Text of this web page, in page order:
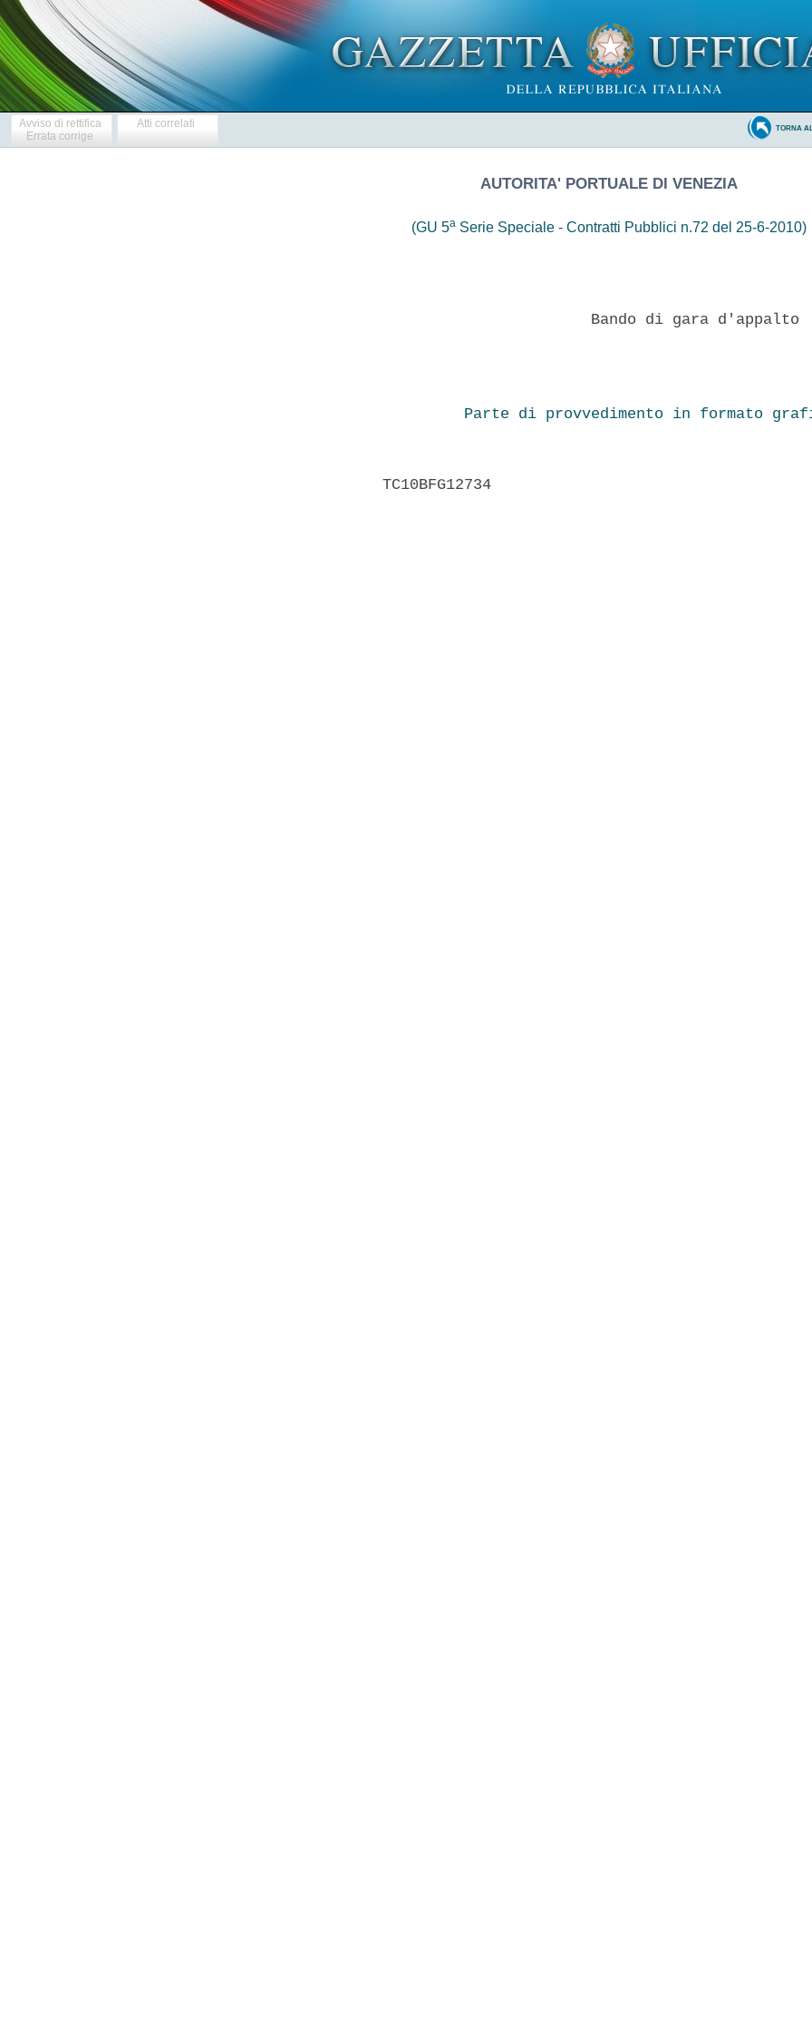
Avviso di rettifica
Errata corrige
Atti correlati TORNA
AUTORITA' PORTUALE DI VENEZIA
(GU 5a Serie Speciale - Contratti Pubblici n.72 del 25-6-2010)
                       Bando di gara d'appalto
Parte di provvedimento in formato